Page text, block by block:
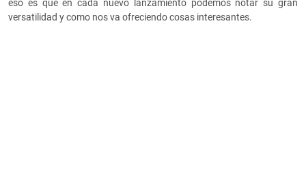
eso es que en cada nuevo lanzamiento podemos notar su gran
versatilidad y como nos va ofreciendo cosas interesantes.